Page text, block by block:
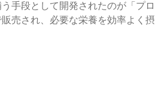
手段として開発されたのが「プ
売され、必要な栄養を効率よく